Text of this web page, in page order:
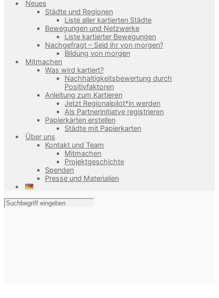
Neues
Städte und Regionen
Liste aller kartierten Städte
Bewegungen und Netzwerke
Liste kartierter Bewegungen
Nachgefragt – Seid ihr von morgen?
Bildung von morgen
Mitmachen
Was wird kartiert?
Nachhaltigkeitsbewertung durch
Positivfaktoren
Anleitung zum Kartieren
Jetzt Regionalpilot*in werden
Als Partnerinitiatve registrieren
Papierkarten erstellen
Städte mit Papierkarten
Über uns
Kontakt und Team
Mitmachen
Projektgeschichte
Spenden
Presse und Materialien